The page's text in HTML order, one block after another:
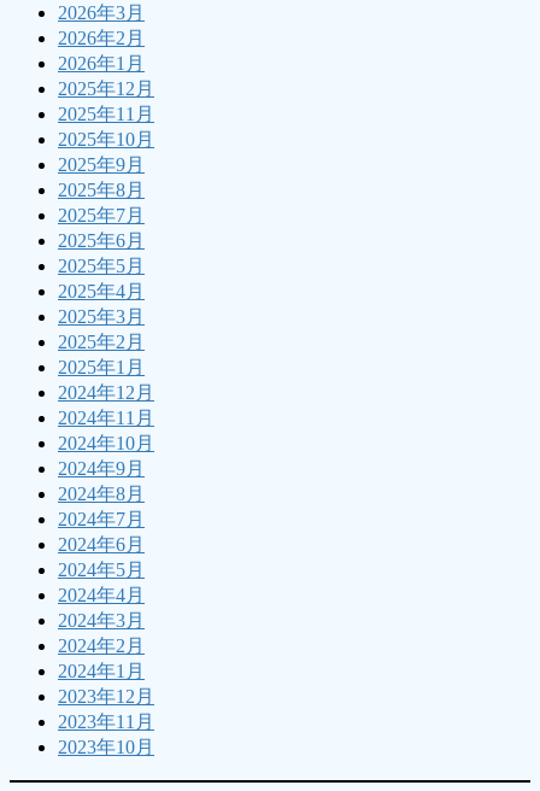
2026年3月
2026年2月
2026年1月
2025年12月
2025年11月
2025年10月
2025年9月
2025年8月
2025年7月
2025年6月
2025年5月
2025年4月
2025年3月
2025年2月
2025年1月
2024年12月
2024年11月
2024年10月
2024年9月
2024年8月
2024年7月
2024年6月
2024年5月
2024年4月
2024年3月
2024年2月
2024年1月
2023年12月
2023年11月
2023年10月